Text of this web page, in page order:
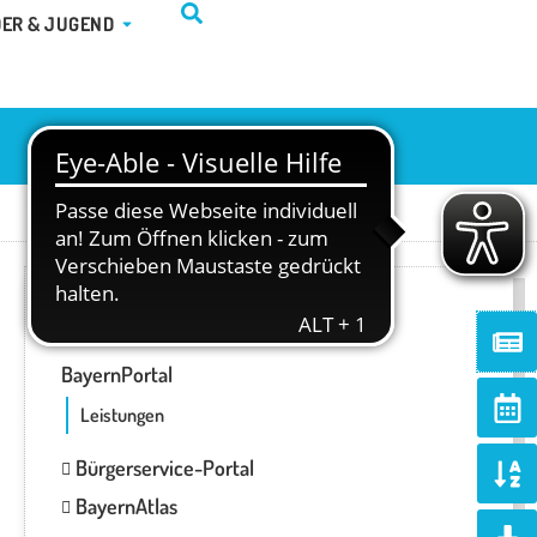
& FREIZEIT
& JUGEND ÖFFNE KINDER & JUGEND
BayernPortal
Leistungen
Bürgerservice-Portal
BayernAtlas
alt